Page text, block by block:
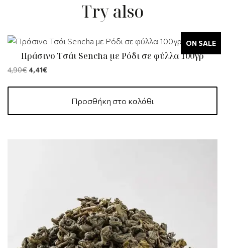
Try also
ON SALE
Πράσινο Τσάι Sencha με Ρόδι σε φύλλα 100γρ
4,90€ 4,41€
Προσθήκη στο καλάθι